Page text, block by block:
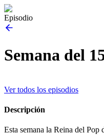
Episodio
Semana del
Ver todos los episodios
Descripción
Esta semana la Reina del Pop